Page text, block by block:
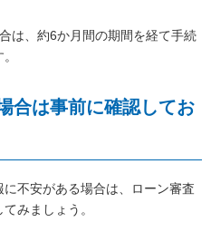
は、約6か月間の期間を経て手続
合は事前に確認してお
不安がある場合は、ローン審査
みましょう。